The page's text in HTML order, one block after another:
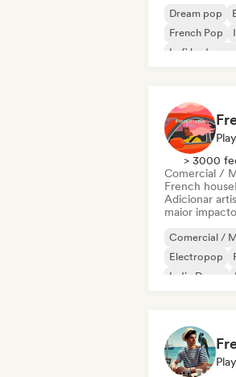
Dream pop
French Pop
Lofi bedroom
> 3000
Comercial /
French house
Adicionar
maior impacto
Comercial /
Electropop
Indie Dance